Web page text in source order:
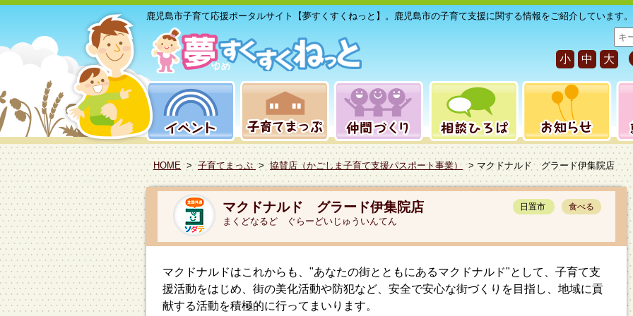
鹿児島市子育て応援ポータルサイト【夢すくすくねっと】。鹿児島市の子育て支援に関する情報をご紹介しています。
サ
イ
ト
内
小 中 大
HOME > 子育てまっぷ >協賛店（かごしま子育て支援パスポート事業） > マクドナルド グラード伊集院店
マクドナルド グラード伊集院店
まくどなるど ぐらーどいじゅういんてん
日置市 食べる
マクドナルドはこれからも、"あなたの街とともにあるマクドナルド"として、子育て支
援活動をはじめ、街の美化活動や防犯など、安全で安心な街づくりを目指し、地域に貢
献する活動を積極的に行ってまいります。